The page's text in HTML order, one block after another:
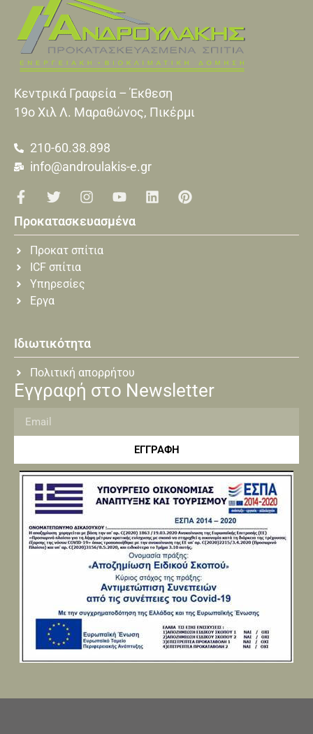
Κεντρικά Γραφεία – Έκθεση
19o Xιλ Λ. Μαραθώνος, Πικέρμι
210-60.38.898
info@androulakis-e.gr
Προκατασκευασμένα
Προκατ σπίτια
ICF σπίτια
Υπηρεσίες
Εργα
Ιδιωτικότητα
Πολιτική απορρήτου
Εγγραφή στο Newsletter
ΕΓΓΡΑΦΗ